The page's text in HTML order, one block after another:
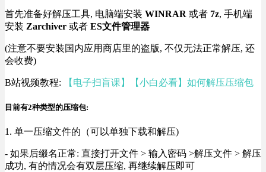
首先准备好解压工具, 电脑端安装 WINRAR 或者 7z, 手机端
安装 Zarchiver 或者 ES文件管理器
(注意不要安装国内应用商店里的盗版, 不仅无法正常解压, 还
会收费)
B站视频教程: 【电子扫盲课】【小白必看】如何解压压缩包
目前有2种类型的压缩包:
1. 单一压缩文件的（可以单独下载和解压)
- 如果后缀名正常: 直接打开文件 > 输入密码 >解压文件 > 解压
成功, 有的情况会有双层压缩, 再继续解压即可